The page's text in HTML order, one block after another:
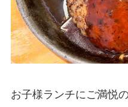
お子様ランチにご満悦